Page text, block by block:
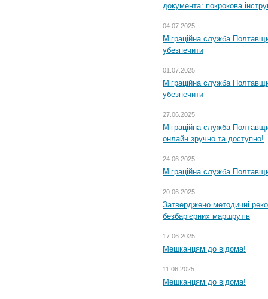
документа: покрокова
04.07.2025
Міграційна служба
убезпечити
01.07.2025
Міграційна служба
убезпечити
27.06.2025
Міграційна служба
онлайн зручно та доступно!
24.06.2025
Міграційна служба
20.06.2025
Затверджено методичні
безбар’єрних маршрутів
17.06.2025
Мешканцям до відома!
11.06.2025
Мешканцям до відома!